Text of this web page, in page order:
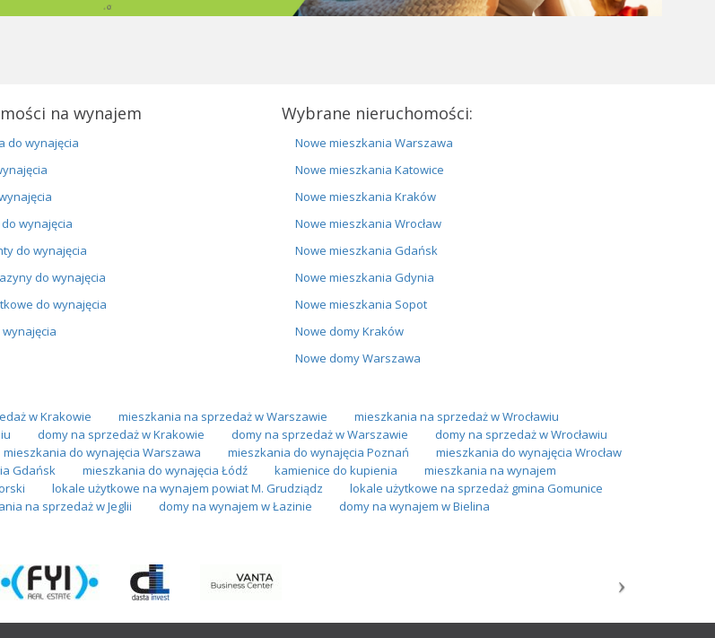
na wynajem
do wynajęcia
wynajęcia
do wynajęcia
do wynajęcia
do wynajęcia
Wybrane nieruchomości:
Nowe mieszkania Warszawa
Nowe mieszkania Katowice
Nowe mieszkania Kraków
Nowe mieszkania Wrocław
Nowe mieszkania Gdańsk
Nowe mieszkania Gdynia
Nowe mieszkania Sopot
Nowe domy Kraków
Nowe domy Warszawa
w Krakowie mieszkania na sprzedaż w Warszawie
mieszkania na sprzedaż w Wrocławiu
domy na sprzedaż w Krakowie domy na sprzedaż w Warszawie
domy na sprzedaż w Wrocławiu
mieszkania do wynajęcia Warszawa mieszkania do wynajęcia Poznań
mieszkania do wynajęcia Wrocław
Gdańsk mieszkania do wynajęcia Łódź kamienice do kupienia
mieszkania na wynajem
lokale użytkowe na wynajem powiat M. Grudziądz
lokale użytkowe na sprzedaż gmina Gomunice
na sprzedaż w Jeglii domy na wynajem w Łazinie domy na wynajem w Bielina